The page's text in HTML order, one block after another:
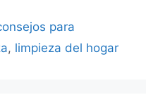
para
, limpieza del hogar